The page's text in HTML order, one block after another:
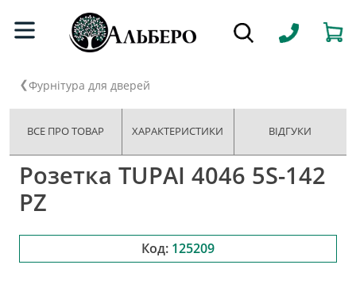
Фурнітура для дверей
ВСЕ ПРО ТОВАР ХАРАКТЕРИСТИКИ ВІДГУКИ
Розетка TUPAI 4046 5S-142
PZ
Код: 125209